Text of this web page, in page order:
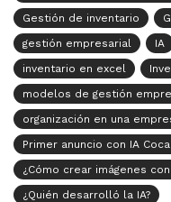
Gestión de inventario
gestión empresarial
IA
inventario en excel
modelos de gestión
organización en una
Primer anuncio con IA
¿Cómo crear imágenes con
¿Quién desarrolló la IA?